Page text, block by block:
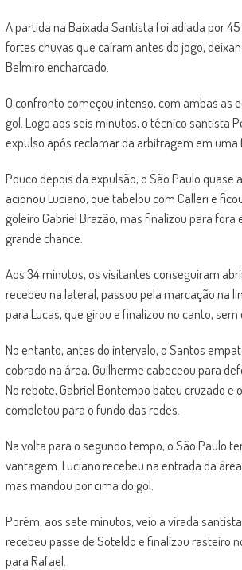
A partida na Baixada Santista foi adiada por
fortes chuvas que caíram antes do jogo,
Belmiro encharcado.
O confronto começou intenso, com ambas as
gol. Logo aos seis minutos, o técnico santista
expulso após reclamar da arbitragem em uma
Pouco depois da expulsão, o São Paulo quase
acionou Luciano, que tabelou com Calleri e
goleiro Gabriel Brazão, mas finalizou para fora
grande chance.
Aos 34 minutos, os visitantes conseguiram
recebeu na lateral, passou pela marcação na
para Lucas, que girou e finalizou no canto, sem
No entanto, antes do intervalo, o Santos
cobrado na área, Guilherme cabeceou para
No rebote, Gabriel Bontempo bateu cruzado e
completou para o fundo das redes.
Na volta para o segundo tempo, o São Paulo
vantagem. Luciano recebeu na entrada da
mas mandou por cima do gol.
Porém, aos sete minutos, veio a virada
recebeu passe de Soteldo e finalizou rasteiro
para Rafael.